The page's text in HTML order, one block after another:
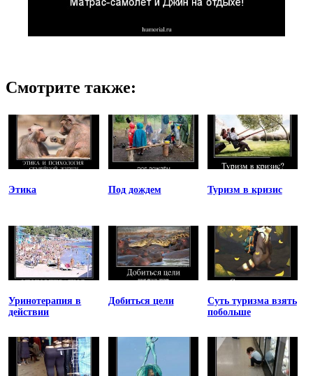
Смотрите также:
Этика Под дождем Туризм в кризис
Уринотерапия в
действии
Добиться цели
Суть туризма взять
побольше